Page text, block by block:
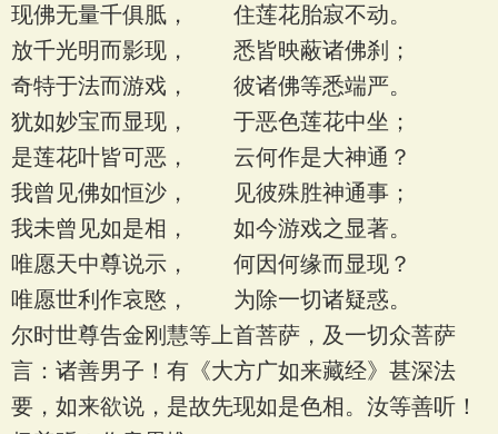
现佛无量千俱胝， 住莲花胎寂不动。
放千光明而影现， 悉皆映蔽诸佛刹；
奇特于法而游戏， 彼诸佛等悉端严。
犹如妙宝而显现， 于恶色莲花中坐；
是莲花叶皆可恶， 云何作是大神通？
我曾见佛如恒沙， 见彼殊胜神通事；
我未曾见如是相， 如今游戏之显著。
唯愿天中尊说示， 何因何缘而显现？
唯愿世利作哀愍， 为除一切诸疑惑。
尔时世尊告金刚慧等上首菩萨，及一切众菩萨
言：诸善男子！有《大方广如来藏经》甚深法
要，如来欲说，是故先现如是色相。汝等善听！